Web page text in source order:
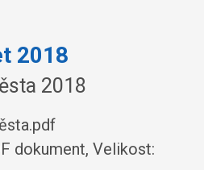
2018
2018
dokument, Velikost: